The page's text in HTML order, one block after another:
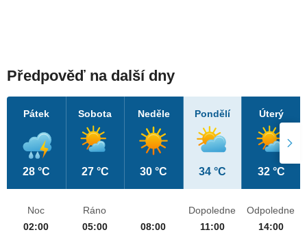
Předpověď na další dny
Pátek
28 °C
Sobota
27 °C
Neděle
30 °C
Pondělí
34 °C
Úterý
32 °C
Noc
02:00
Ráno
05:00
08:00
Dopoledne
11:00
Odpoledne
14:00